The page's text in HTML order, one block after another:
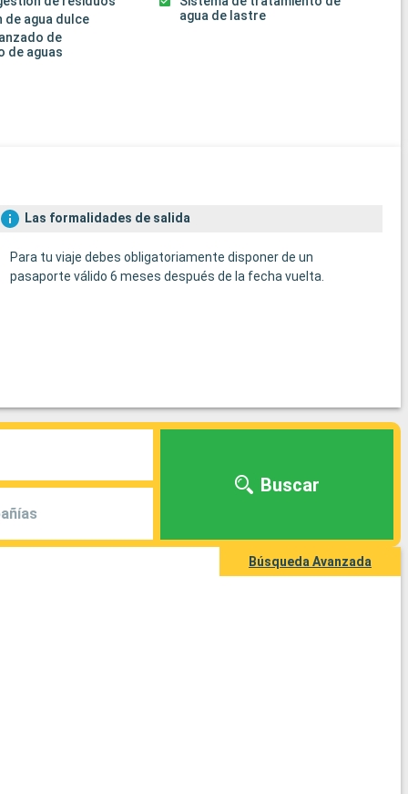
de agua dulce
de
de aguas
agua de lastre
Las formalidades de salida
Para tu viaje debes obligatoriamente disponer de un
pasaporte válido 6 meses después de la fecha vuelta.
Buscar
Búsqueda Avanzada